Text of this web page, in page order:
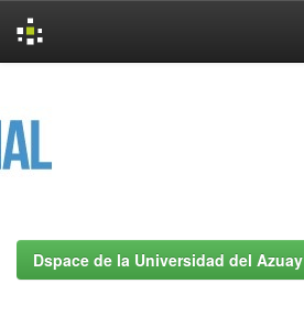
Dspace de la Universidad del Azuay